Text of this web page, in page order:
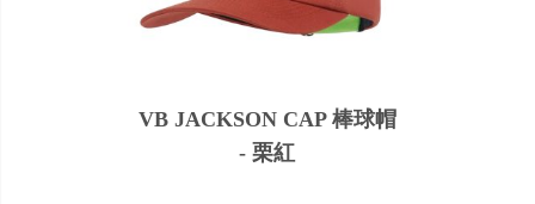
VB JACKSON CAP 棒球帽
- 栗紅